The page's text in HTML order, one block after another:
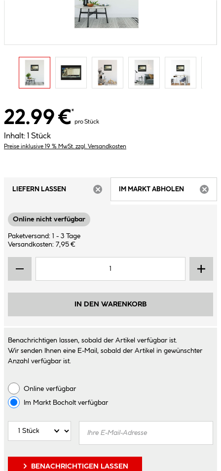
22.99 €*
pro Stück
Inhalt: 1 Stück
Preise inklusive 19 % MwSt. zzgl. Versandkosten
LIEFERN LASSEN
IM MARKT ABHOLEN
Online nicht verfügbar
Paketversand: 1 - 3 Tage
Versandkosten: 7,95 €
IN DEN WARENKORB
Benachrichtigen lassen, sobald der Artikel verfügbar ist.
Wir senden Ihnen eine E-Mail, sobald der Artikel in gewünschter
Anzahl verfügbar ist.
Online verfügbar
Im Markt Bocholtverfügbar
BENACHRICHTIGEN LASSEN